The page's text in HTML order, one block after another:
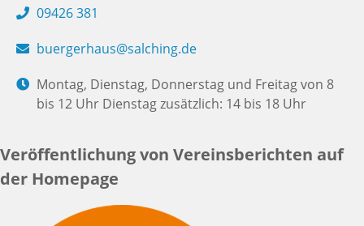
09426 381
buergerhaus@salching.de
Montag, Dienstag, Donnerstag und Freitag von 8
bis 12 Uhr Dienstag zusätzlich: 14 bis 18 Uhr
Veröffentlichung von Vereinsberichten auf
der Homepage